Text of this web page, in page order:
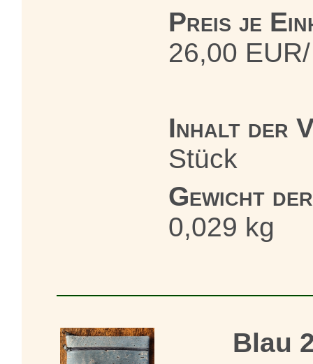
Preis je
26,00
Inhalt der
Stück
Gewicht
0,029 kg
Blau